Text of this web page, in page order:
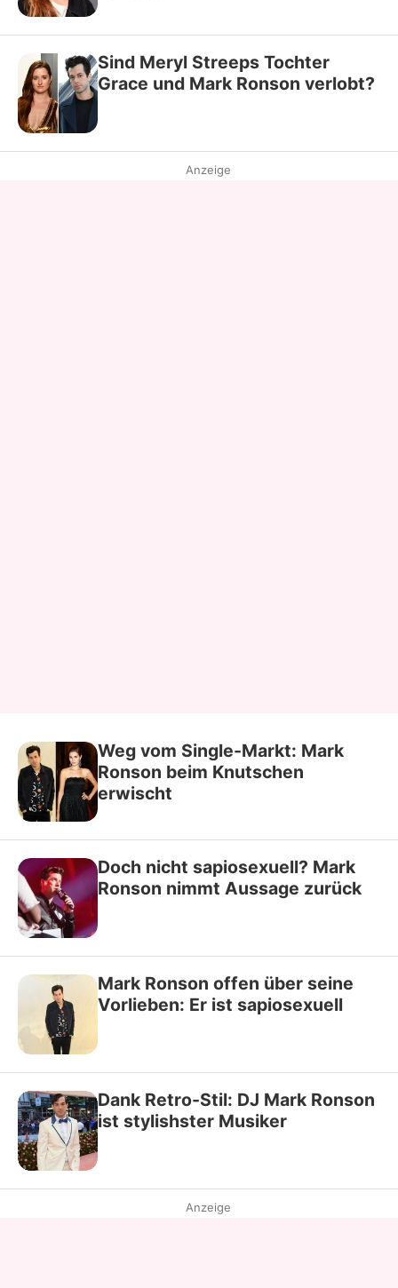
Sind Meryl Streeps Tochter
Grace und Mark Ronson verlobt?
Anzeige
Weg vom Single-Markt: Mark
Ronson beim Knutschen
erwischt
Doch nicht sapiosexuell? Mark
Ronson nimmt Aussage zurück
Mark Ronson offen über seine
Vorlieben: Er ist sapiosexuell
Dank Retro-Stil: DJ Mark Ronson
ist stylishster Musiker
Anzeige